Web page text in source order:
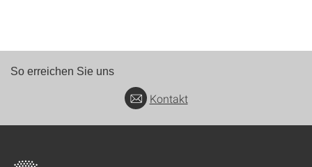
So erreichen Sie uns
Kontakt